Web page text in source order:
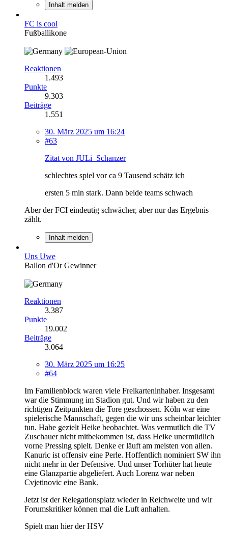
Inhalt melden
FC is cool
Fußballikone
Reaktionen
1.493
Punkte
9.303
Beiträge
1.551
30. März 2025 um 16:24
#63
Zitat von JULi_Schanzer
schlechtes spiel vor ca 9 Tausend schätz ich
ersten 5 min stark. Dann beide teams schwach
Aber der FCI eindeutig schwächer, aber nur das Ergebnis
zählt.
Inhalt melden
Uns Uwe
Ballon d'Or Gewinner
Reaktionen
3.387
Punkte
19.002
Beiträge
3.064
30. März 2025 um 16:25
#64
Im Familienblock waren viele Freikarteninhaber. Insgesamt
war die Stimmung im Stadion gut. Und wir haben zu den
richtigen Zeitpunkten die Tore geschossen. Köln war eine
spielerische Mannschaft, gegen die wir uns scheinbar leichter
tun. Habe gezielt Heike beobachtet. Was vermutlich die TV
Zuschauer nicht mitbekommen ist, dass Heike unermüdlich
vorne Pressing spielt. Denke er läuft am meisten von allen.
Kanuric ist offensiv eine Perle. Hoffentlich nominiert SW ihn
nicht mehr in der Defensive. Und unser Torhüter hat heute
eine Glanzpartie abgeliefert. Auch Lorenz war neben
Cvjetinovic eine Bank.
Jetzt ist der Relegationsplatz wieder in Reichweite und wir
Forumskritiker können mal die Luft anhalten.
Spielt man hier der HSV